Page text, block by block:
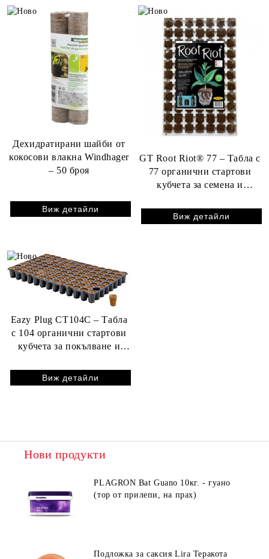
Дехидратирани шайби от
кокосови влакна Windhager
– 50 броя
Виж детайли
GT Root Riot® 77 – Табла с
77 органични стартови
кубчета за семена и
Виж детайли
Eazy Plug CT104C – Табла
с 104 органични стартови
кубчета за покълване и
Виж детайли
Нови продукти
PLAGRON Bat Guano 10кг. - гуано
(тор от прилепи, на прах)
Подложка за саксия Lira Теракота